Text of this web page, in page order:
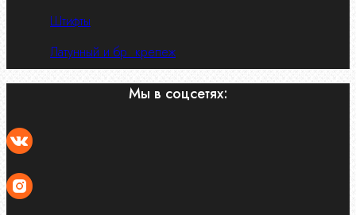
Штифты
Латунный и бр. крепеж
Мы в соцсетях: